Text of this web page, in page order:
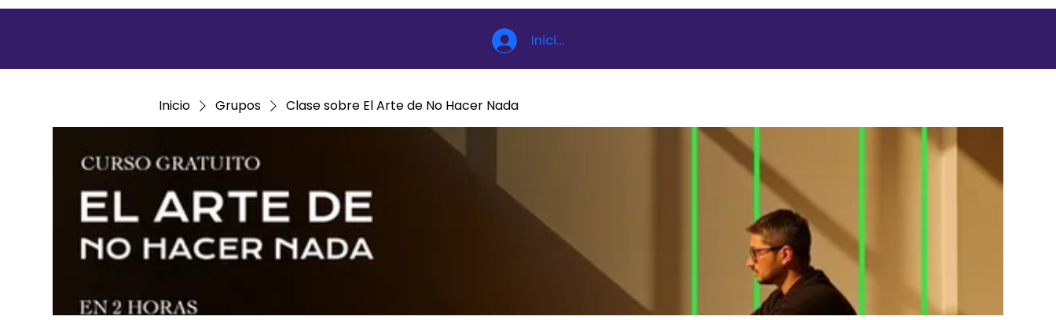
Iniciar sesión
Inicio Grupos Clase sobre El Arte de No Hacer Nada